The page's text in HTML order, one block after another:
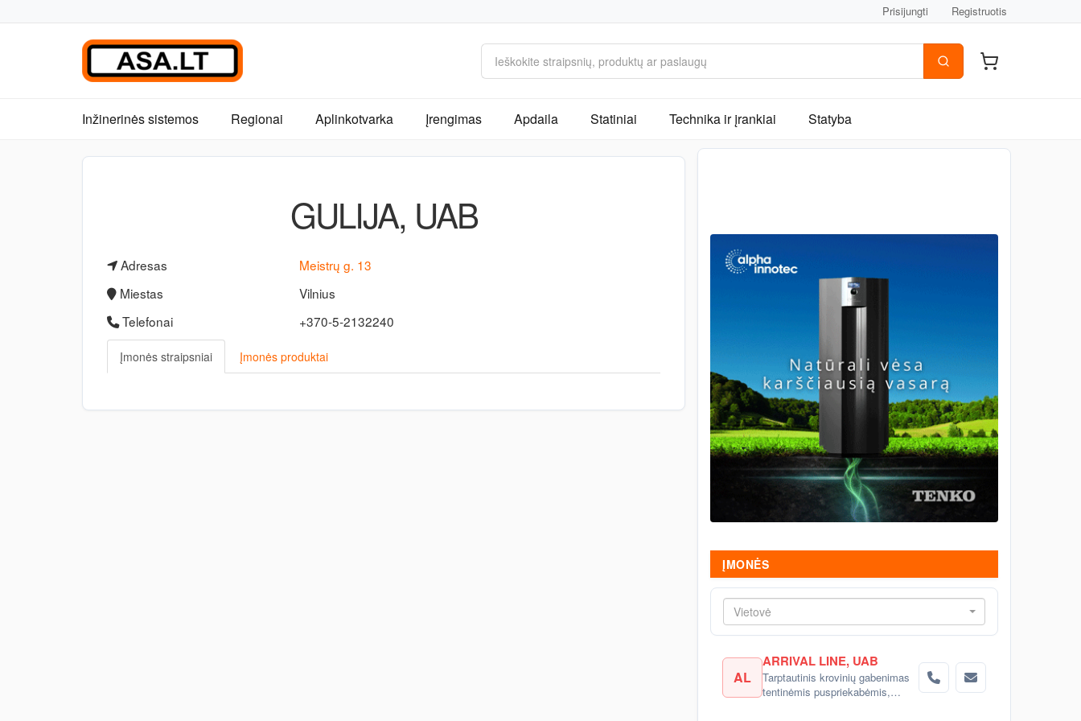
Prisijungti Registruotis
Inžinerinės sistemos Regionai Aplinkotvarka Įrengimas Apdaila Statiniai Technika ir įrankiai Statyba
GULIJA, UAB
Adresas
Meistrų g. 13
Miestas
Vilnius
Telefonai
+370-5-2132240
Įmonės straipsniai Įmonės produktai
ĮMONĖS
Vietovė
AL
ARRIVAL LINE, UAB
Tarptautinis krovinių gabenimas
tentinėmis puspriekabėmis,